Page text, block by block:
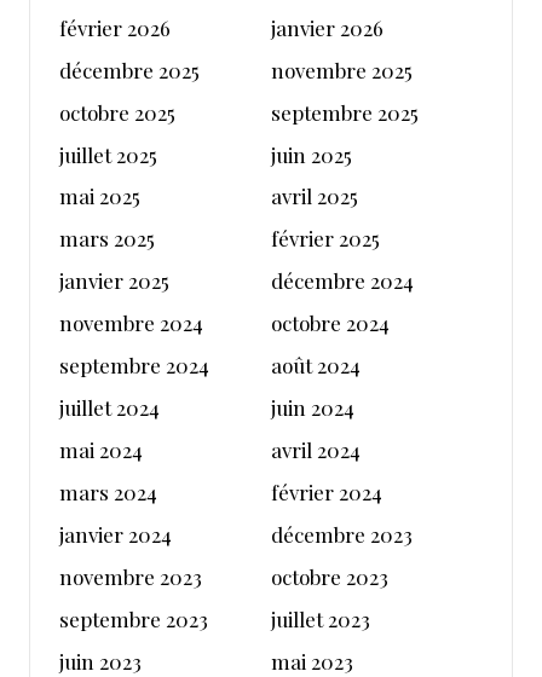
février 2026
janvier 2026
décembre 2025
novembre 2025
octobre 2025
septembre 2025
juillet 2025
juin 2025
mai 2025
avril 2025
mars 2025
février 2025
janvier 2025
décembre 2024
novembre 2024
octobre 2024
septembre 2024
août 2024
juillet 2024
juin 2024
mai 2024
avril 2024
mars 2024
février 2024
janvier 2024
décembre 2023
novembre 2023
octobre 2023
septembre 2023
juillet 2023
juin 2023
mai 2023